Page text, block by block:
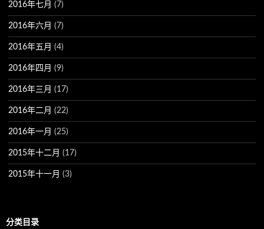
2016年七月 (7)
2016年六月 (7)
2016年五月 (4)
2016年四月 (9)
2016年三月 (17)
2016年二月 (22)
2016年一月 (25)
2015年十二月 (17)
2015年十一月 (3)
分类目录